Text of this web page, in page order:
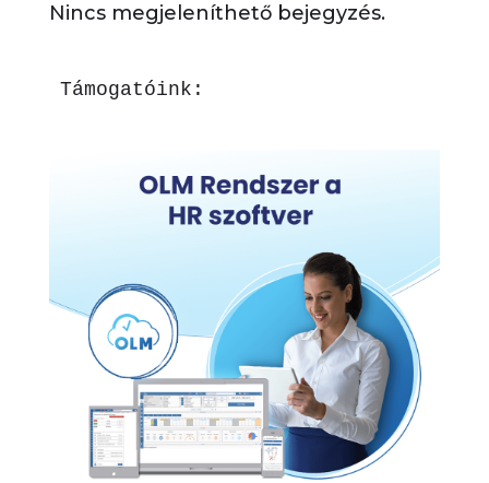
Nincs megjeleníthető bejegyzés.
Támogatóink: